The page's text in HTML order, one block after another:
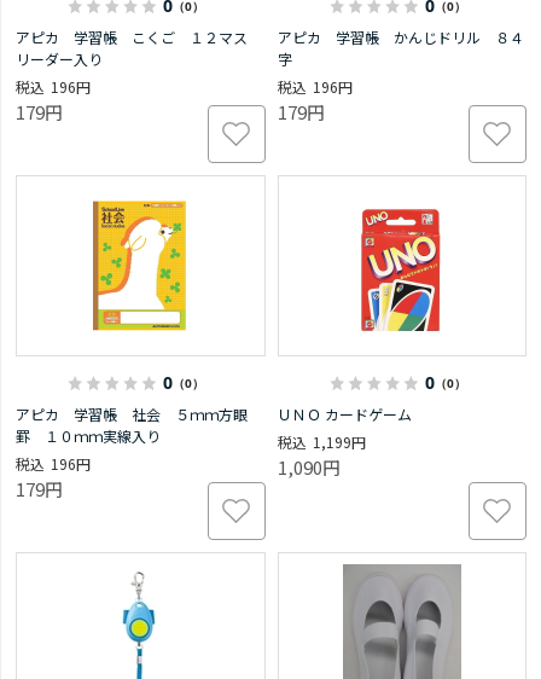
0 （0）
アピカ 学習帳 こくご １２マス
リーダー入り
196円
179円
0（0）
アピカ 学習帳 かんじドリル ８４
字
196円
179円
0 （0）
アピカ 学習帳 社会 ５ｍｍ方眼
罫 １０ｍｍ実線入り
196円
179円
0（0）
ＵＮＯ カードゲーム
1,199円
1,090円